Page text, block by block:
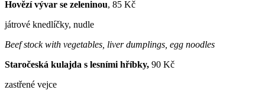
Hovězí vývar se zeleninou, 85 Kč
játrové knedlíčky, nudle
Beef stock with vegetables, liver dumplings, egg noodles
Staročeská kulajda s lesními hříbky, 90 Kč
zastřené vejce